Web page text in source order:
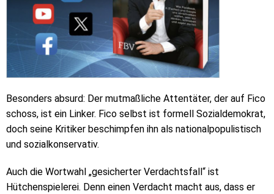
Besonders absurd: Der mutmaßliche Attentäter, der auf Fico
schoss, ist ein Linker. Fico selbst ist formell Sozialdemokrat,
doch seine Kritiker beschimpfen ihn als nationalpopulistisch
und sozialkonservativ.
Auch die Wortwahl „gesicherter Verdachtsfall“ ist
Hütchenspielerei. Denn einen Verdacht macht aus, dass er